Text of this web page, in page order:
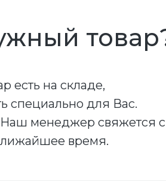
есть на складе,
специально для Вас.
менеджер свяжется с
время.